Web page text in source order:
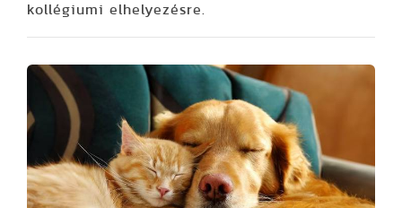
kollégiumi elhelyezésre.